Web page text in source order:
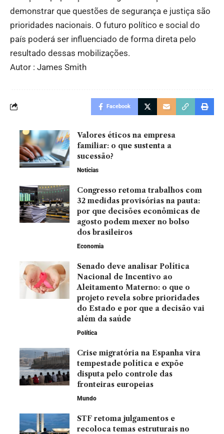
demonstrar que questões de segurança e justiça são
prioridades nacionais. O futuro político e social do
país poderá ser influenciado de forma direta pelo
resultado dessas mobilizações.
Autor : James Smith
Facebook
Valores éticos na empresa
familiar: o que sustenta a
sucessão?
Noticias
Congresso retoma trabalhos com
32 medidas provisórias na pauta:
por que decisões econômicas de
agosto podem mexer no bolso
dos brasileiros
Economia
Senado deve analisar Política
Nacional de Incentivo ao
Aleitamento Materno: o que o
projeto revela sobre prioridades
do Estado e por que a decisão vai
além da saúde
Política
Crise migratória na Espanha vira
tempestade política e expõe
disputa pelo controle das
fronteiras europeias
Mundo
STF retoma julgamentos e
recoloca temas estruturais no